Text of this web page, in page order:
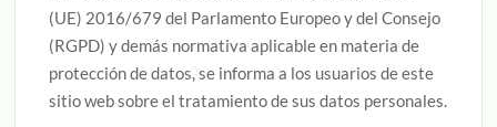
(UE) 2016/679 del Parlamento Europeo y del Consejo
(RGPD) y demás normativa aplicable en materia de
protección de datos, se informa a los usuarios de este
sitio web sobre el tratamiento de sus datos personales.